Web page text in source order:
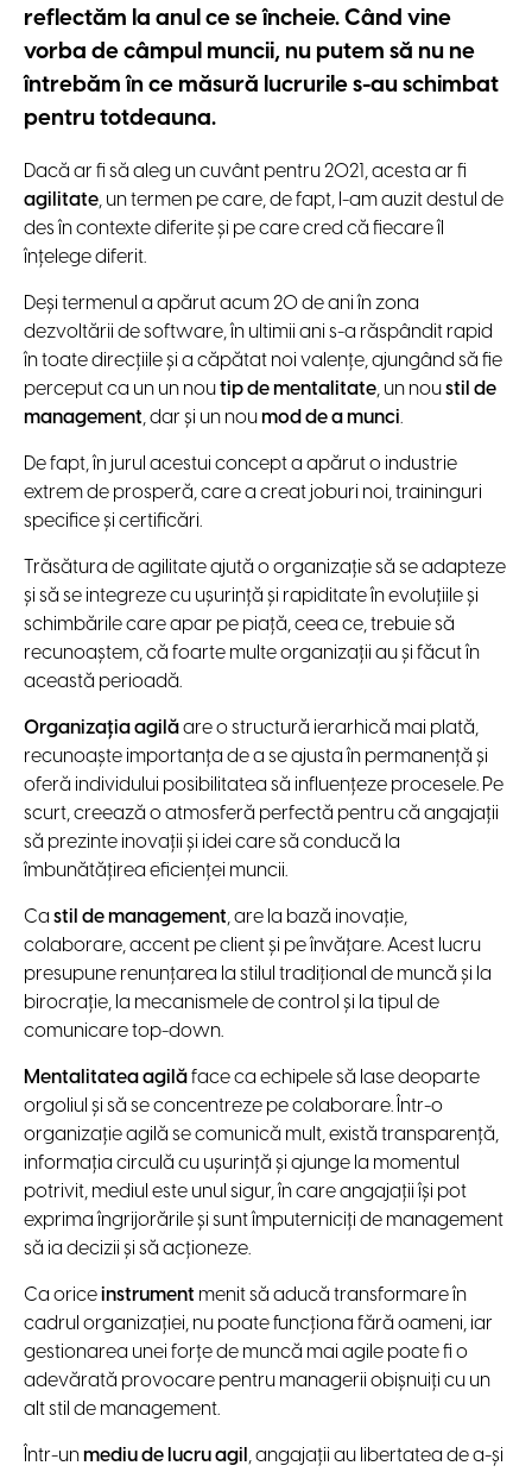
reflectăm la anul ce se încheie. Când vine
vorba de câmpul muncii, nu putem să nu ne
întrebăm în ce măsură lucrurile s-au schimbat
pentru totdeauna.
Dacă ar fi să aleg un cuvânt pentru 2021, acesta ar fi
agilitate, un termen pe care, de fapt, l-am auzit destul de
des în contexte diferite și pe care cred că fiecare îl
înțelege diferit.
Deși termenul a apărut acum 20 de ani în zona
dezvoltării de software, în ultimii ani s-a răspândit rapid
în toate direcțiile și a căpătat noi valențe, ajungând să fie
perceput ca un un noutip de mentalitate, un noustil de
management,dar și un noumod de a munci.
De fapt, în jurul acestui concept a apărut o industrie
extrem de prosperă, care a creat joburi noi, traininguri
specifice și certificări.
Trăsătura de agilitate ajută o organizație să se adapteze
și să se integreze cu ușurință și rapiditate în evoluțiile și
schimbările care apar pe piață, ceea ce, trebuie să
recunoaștem, că foarte multe organizații au și făcut în
această perioadă.
Organizația agilăare o structură ierarhică mai plată,
recunoaște importanța de a se ajusta în permanență și
oferă individului posibilitatea să influențeze procesele. Pe
scurt, creează o atmosferă perfectă pentru că angajații
să prezinte inovații și idei care să conducă la
îmbunătățirea eficienței muncii.
Ca stil de management, are la bază inovație,
colaborare, accent pe client și pe învățare. Acest lucru
presupune renunțarea la stilul tradițional de muncă și la
birocrație, la mecanismele de control și la tipul de
comunicare top-down.
Mentalitatea agilăface ca echipele să lase deoparte
orgoliul și să se concentreze pe colaborare. Într-o
organizație agilă se comunică mult, există transparență,
informația circulă cu ușurință și ajunge la momentul
potrivit, mediul este unul sigur, în care angajații își pot
exprima îngrijorările și sunt împuterniciți de management
să ia decizii și să acționeze.
Ca oriceinstrument menit să aducă transformare în
cadrul organizației, nu poate funcționa fără oameni, iar
gestionarea unei forțe de muncă mai agile poate fi o
adevărată provocare pentru managerii obișnuiți cu un
alt stil de management.
Într-unmediu de lucru agil , angajații au libertatea de a-și